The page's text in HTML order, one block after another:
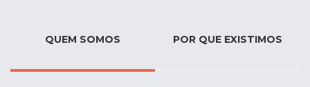
QUEM SOMOS POR QUE EXISTIMOS